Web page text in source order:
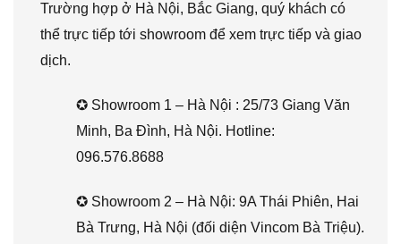
Trường hợp ở Hà Nội, Bắc Giang, quý khách có
thể trực tiếp tới showroom để xem trực tiếp và giao
dịch.
✪ Showroom 1 – Hà Nội : 25/73 Giang Văn
Minh, Ba Đình, Hà Nội. Hotline:
096.576.8688
✪ Showroom 2 – Hà Nội: 9A Thái Phiên, Hai
Bà Trưng, Hà Nội (đối diện Vincom Bà Triệu).